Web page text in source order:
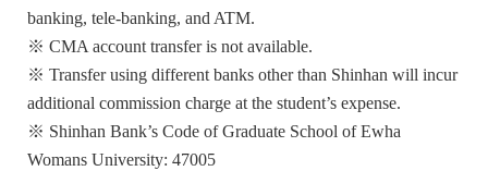
banking, tele-banking, and ATM.
※ CMA account transfer is not available.
※ Transfer using different banks other than Shinhan will incur
additional commission charge at the student’s expense.
※ Shinhan Bank’s Code of Graduate School of Ewha
Womans University: 47005